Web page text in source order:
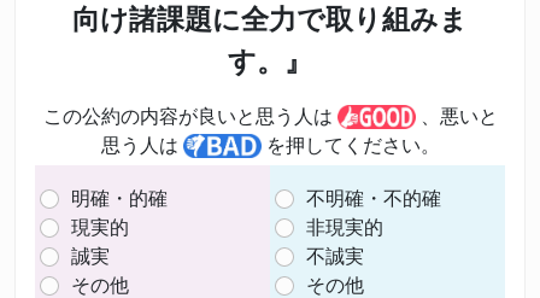
向け諸課題に全力で取り組みま
す。』
この公約の内容が良いと思う人は
、悪いと
思う人は
を押してください。
明確・的確
現実的
誠実
その他
不明確・不的確
非現実的
不誠実
その他